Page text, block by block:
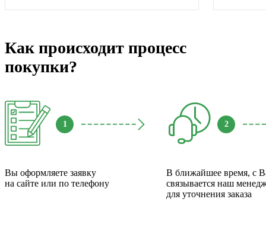
Как происходит процесс
покупки?
1
Вы оформляете заявку
на сайте или по телефону
2
В ближайшее время, с
связывается наш
для уточнения заказа